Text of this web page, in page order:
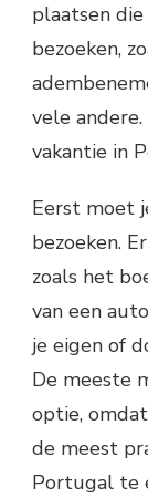
plaatsen
bezoeken,
vele
vakantie in
Eerst moet
bezoeken.
zoals het
van een
je eigen of
De meeste
optie,
de meest
Portugal te